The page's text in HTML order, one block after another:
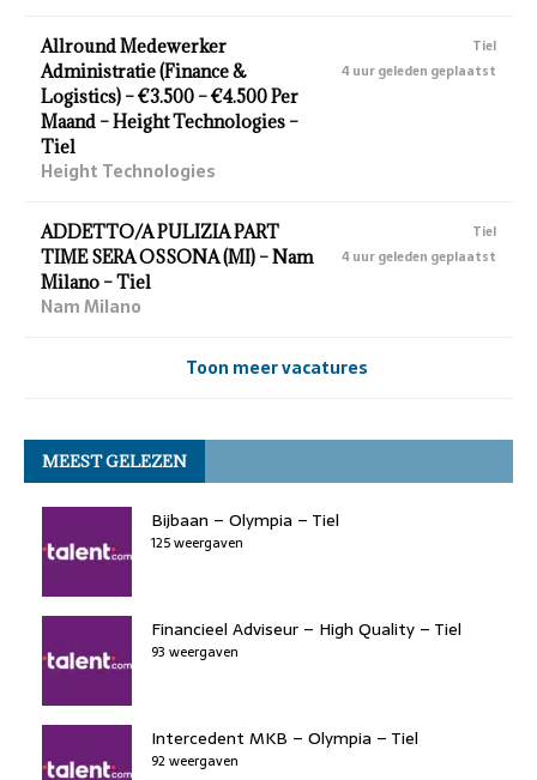
Allround Medewerker
Administratie (Finance &
Logistics) – €3.500 – €4.500 Per
Maand – Height Technologies –
Tiel
Height Technologies
Tiel
4 uur geleden geplaatst
ADDETTO/A PULIZIA PART
TIME SERA OSSONA (MI) – Nam
Milano – Tiel
Nam Milano
Tiel
4 uur geleden geplaatst
Toon meer vacatures
MEEST GELEZEN
Bijbaan – Olympia – Tiel
125 weergaven
Financieel Adviseur – High Quality – Tiel
93 weergaven
Intercedent MKB – Olympia – Tiel
92 weergaven